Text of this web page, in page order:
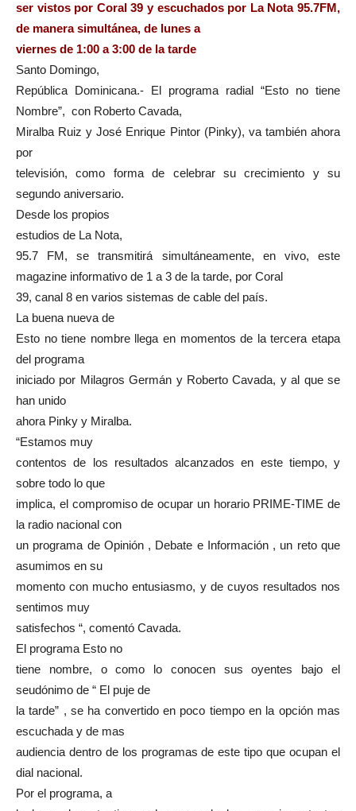
ser vistos por Coral 39 y escuchados por La Nota 95.7FM,
de manera simultánea, de lunes a
viernes de 1:00 a 3:00 de la tarde
Santo Domingo,
República Dominicana.- El programa radial “Esto no tiene
Nombre”, con Roberto Cavada,
Miralba Ruiz y José Enrique Pintor (Pinky), va también ahora
por
televisión, como forma de celebrar su crecimiento y su
segundo aniversario.
Desde los propios
estudios de La Nota,
95.7 FM, se transmitirá simultáneamente, en vivo, este
magazine informativo de 1 a 3 de la tarde, por Coral
39, canal 8 en varios sistemas de cable del país.
La buena nueva de
Esto no tiene nombre llega en momentos de la tercera etapa
del programa
iniciado por Milagros Germán y Roberto Cavada, y al que se
han unido
ahora Pinky y Miralba.
“Estamos muy
contentos de los resultados alcanzados en este tiempo, y
sobre todo lo que
implica, el compromiso de ocupar un horario PRIME-TIME de
la radio nacional con
un programa de Opinión , Debate e Información , un reto que
asumimos en su
momento con mucho entusiasmo, y de cuyos resultados nos
sentimos muy
satisfechos “, comentó Cavada.
El programa Esto no
tiene nombre, o como lo conocen sus oyentes bajo el
seudónimo de “ El puje de
la tarde” , se ha convertido en poco tiempo en la opción mas
escuchada y de mas
audiencia dentro de los programas de este tipo que ocupan el
dial nacional.
Por el programa, a